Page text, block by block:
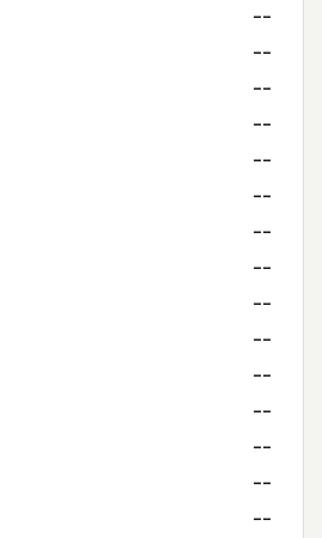
--
--
--
--
--
--
--
--
--
--
--
--
--
--
--